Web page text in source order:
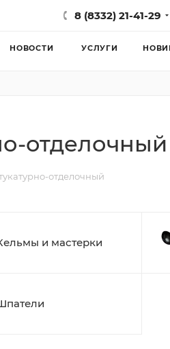
8 (8332) 21-41-29
НОВОСТИ УСЛУГИ
отделочный
отделочный
и мастерки